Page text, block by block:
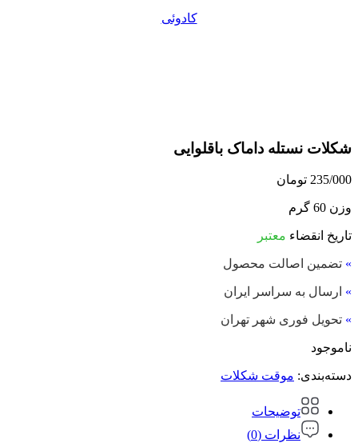
کادوئی
شکلات نستله داماک باقلوایی
235/000 تومان
وزن 60 گرم
تاریخ انقضاء معتبر
» تضمین اصالت محصول
» ارسال به سراسر ایران
» تحویل فوری شهر تهران
ناموجود
دسته‌بندی: موقت شکلات
توضیحات
نظرات (0)